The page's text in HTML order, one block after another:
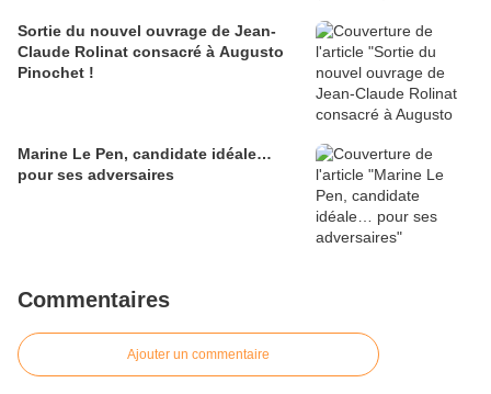
Sortie du nouvel ouvrage de Jean-
Claude Rolinat consacré à Augusto
Pinochet !
Marine Le Pen, candidate idéale…
pour ses adversaires
Commentaires
Ajouter un commentaire